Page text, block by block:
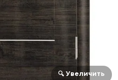
🔍 Увеличить